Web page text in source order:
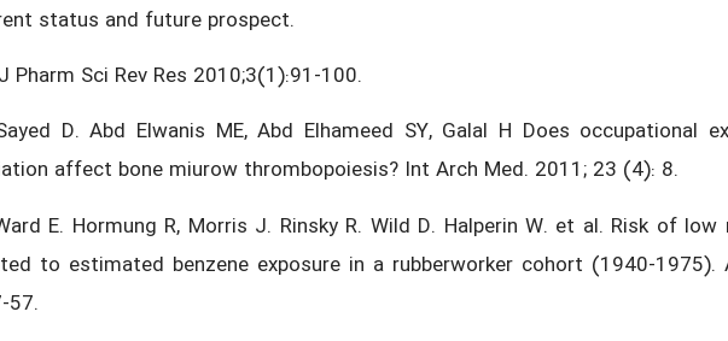
status and future prospect.
Pharm Sci Rev Res 2010;3(1):91-100.
D. Abd Elwanis ME, Abd Elhameed SY, Galal H Does occupational
affect bone miurow thrombopoiesis? Int Arch Med. 2011; 23 (4): 8.
E. Hormung R, Morris J. Rinsky R. Wild D. Halperin W. et al. Risk of
to estimated benzene exposure in a rubberworker cohort (1940-
57.